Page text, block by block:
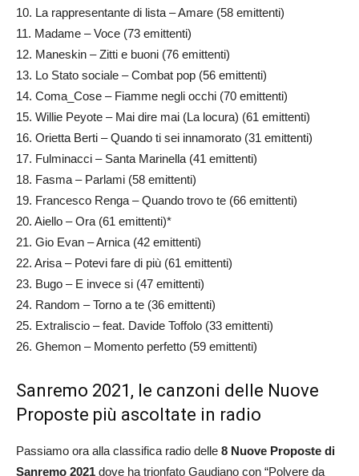
10. La rappresentante di lista – Amare (58 emittenti)
11. Madame – Voce (73 emittenti)
12. Maneskin – Zitti e buoni (76 emittenti)
13. Lo Stato sociale – Combat pop (56 emittenti)
14. Coma_Cose – Fiamme negli occhi (70 emittenti)
15. Willie Peyote – Mai dire mai (La locura) (61 emittenti)
16. Orietta Berti – Quando ti sei innamorato (31 emittenti)
17. Fulminacci – Santa Marinella (41 emittenti)
18. Fasma – Parlami (58 emittenti)
19. Francesco Renga – Quando trovo te (66 emittenti)
20. Aiello – Ora (61 emittenti)*
21. Gio Evan – Arnica (42 emittenti)
22. Arisa – Potevi fare di più (61 emittenti)
23. Bugo – E invece si (47 emittenti)
24. Random – Torno a te (36 emittenti)
25. Extraliscio – feat. Davide Toffolo (33 emittenti)
26. Ghemon – Momento perfetto (59 emittenti)
Sanremo 2021, le canzoni delle Nuove
Proposte più ascoltate in radio
Passiamo ora alla classifica radio delle 8 Nuove Proposte di
Sanremo 2021 dove ha trionfato Gaudiano con “Polvere da